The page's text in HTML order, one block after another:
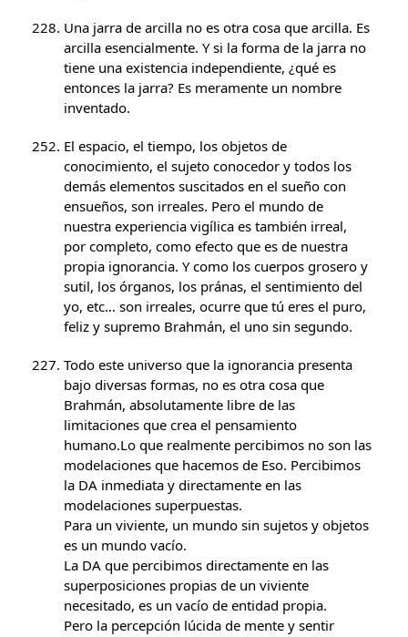
Una jarra de arcilla no es otra cosa que arcilla. Es
arcilla esencialmente. Y si la forma de la jarra no
tiene una existencia independiente, ¿qué es
entonces la jarra? Es meramente un nombre
inventado.
El espacio, el tiempo, los objetos de
conocimiento, el sujeto conocedor y todos los
demás elementos suscitados en el sueño con
ensueños, son irreales. Pero el mundo de
nuestra experiencia vigílica es también irreal,
por completo, como efecto que es de nuestra
propia ignorancia. Y como los cuerpos grosero y
sutil, los órganos, los pránas, el sentimiento del
yo, etc… son irreales, ocurre que tú eres el puro,
feliz y supremo Brahmán, el uno sin segundo.
Todo este universo que la ignorancia presenta
bajo diversas formas, no es otra cosa que
Brahmán, absolutamente libre de las
limitaciones que crea el pensamiento
humano.Lo que realmente percibimos no son las
modelaciones que hacemos de Eso. Percibimos
la DA inmediata y directamente en las
modelaciones superpuestas.
Para un viviente, un mundo sin sujetos y objetos
es un mundo vacío.
La DA que percibimos directamente en las
superposiciones propias de un viviente
necesitado, es un vacío de entidad propia.
Pero la percepción lúcida de mente y sentir